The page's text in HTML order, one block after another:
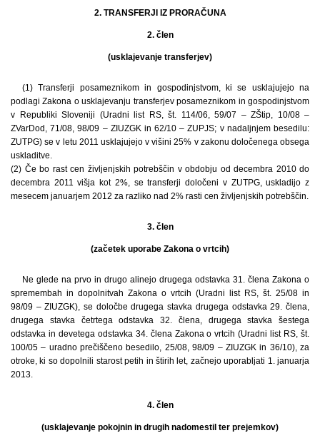
2. TRANSFERJI IZ PRORAČUNA
2. člen
(usklajevanje transferjev)
(1) Transferji posameznikom in gospodinjstvom, ki se usklajujejo na
podlagi Zakona o usklajevanju transferjev posameznikom in gospodinjstvom
v Republiki Sloveniji (Uradni list RS, št. 114/06, 59/07 – ZŠtip, 10/08 –
ZVarDod, 71/08, 98/09 – ZIUZGK in 62/10 – ZUPJS; v nadaljnjem besedilu:
ZUTPG) se v letu 2011 usklajujejo v višini 25% v zakonu določenega obsega
uskladitve.
(2) Če bo rast cen življenjskih potrebščin v obdobju od decembra 2010 do
decembra 2011 višja kot 2%, se transferji določeni v ZUTPG, uskladijo z
mesecem januarjem 2012 za razliko nad 2% rasti cen življenjskih potrebščin.
3. člen
(začetek uporabe Zakona o vrtcih)
Ne glede na prvo in drugo alinejo drugega odstavka 31. člena Zakona o
spremembah in dopolnitvah Zakona o vrtcih (Uradni list RS, št. 25/08 in
98/09 – ZIUZGK), se določbe drugega stavka drugega odstavka 29. člena,
drugega stavka četrtega odstavka 32. člena, drugega stavka šestega
odstavka in devetega odstavka 34. člena Zakona o vrtcih (Uradni list RS, št.
100/05 – uradno prečiščeno besedilo, 25/08, 98/09 – ZIUZGK in 36/10), za
otroke, ki so dopolnili starost petih in štirih let, začnejo uporabljati 1. januarja
2013.
4. člen
(usklajevanje pokojnin in drugih nadomestil ter prejemkov)